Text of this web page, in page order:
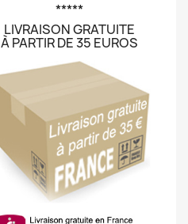
*****
LIVRAISON GRATUITE
À PARTIR DE 35 EUROS